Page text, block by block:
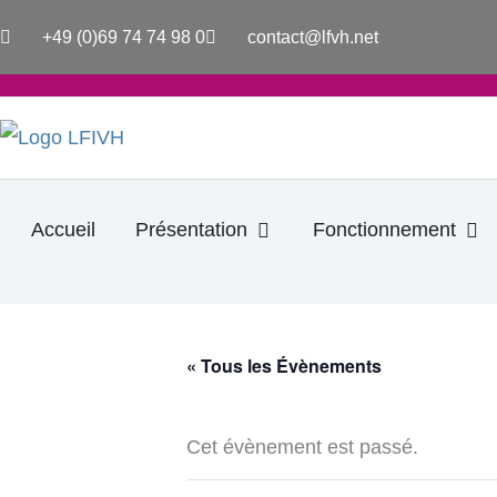
+49 (0)69 74 74 98 0 contact@lfvh.net
Accueil Présentation Ouvrir Présentation
Fonctionnement
« Tous les Évènements
Cet évènement est passé.